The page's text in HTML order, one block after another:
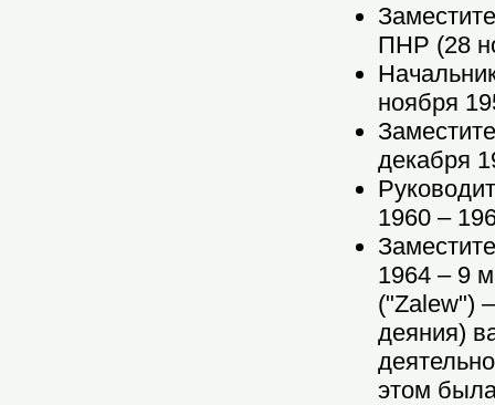
ПНР (28
ноября
декабря
1960 –
1964 – 9
("Zalew")
деяния)
этом